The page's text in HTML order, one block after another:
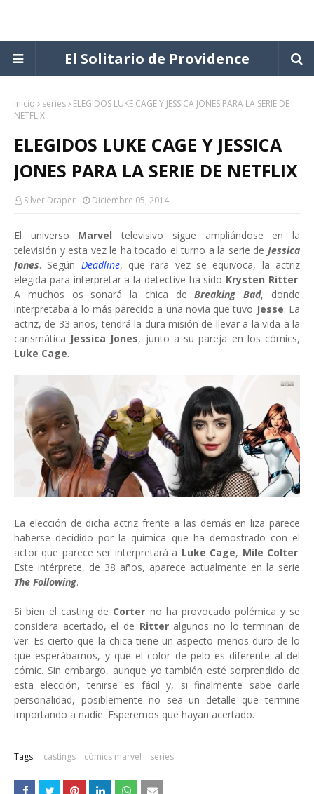
El Solitario de Providence
Inicio series
ELEGIDOS LUKE CAGE Y JESSICA JONES PARA LA SERIE DE
NETFLIX
ELEGIDOS LUKE CAGE Y JESSICA
JONES PARA LA SERIE DE NETFLIX
Silver Draper Diciembre 05, 2014
El universo Marveltelevisivo sigue ampliándose en la
televisión y esta vez le ha tocado el turno a la serie de Jessica
Jones. Según Deadline, que rara vez se equivoca, la actriz
elegida para interpretar a la detective ha sido Krysten Ritter.
A muchos os sonará la chica de
Breaking Bad, donde
interpretaba a lo más parecido a una novia que tuvo Jesse. La
actriz, de 33 años, tendrá la dura misión de llevar a la vida a la
carismática Jessica Jones, junto a su pareja en los cómics,
Luke Cage.
La elección de dicha actriz frente a las demás en liza parece
haberse decidido por la química que ha demostrado con el
actor que parece ser interpretará a Luke Cage, Mile Colter.
Este intérprete, de 38 años, aparece actualmente en la serie
The Following.
Si bien el casting de Corter no ha provocado polémica y se
considera acertado, el de Ritter algunos no lo terminan de
ver. Es cierto que la chica tiene un aspecto menos duro de lo
que esperábamos, y que el color de pelo es diferente al del
cómic. Sin embargo, aunque yo también esté sorprendido de
esta elección, teñirse es fácil y, si finalmente sabe darle
personalidad, posiblemente no sea un detalle que termine
importando a nadie. Esperemos que hayan acertado.
Tags: castings cómics marvel series